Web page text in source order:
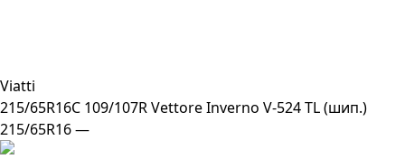
Viatti
215/65R16C 109/107R Vettore Inverno V-524 TL (шип.)
215/65R16 —